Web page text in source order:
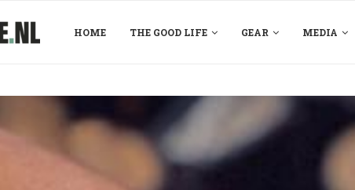
HOME THE GOOD LIFE GEAR MEDIA